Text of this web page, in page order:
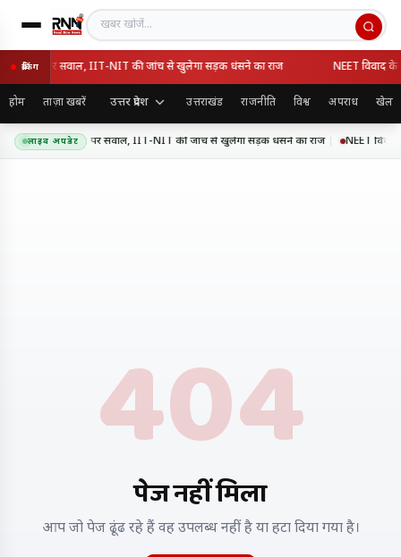
खबर खोजें
ब्रेकिंग
गुणवत्ता पर सवाल, IIT-NIT की जांच से खुलेगा सड़क धंसने का राज NEET विवाद के
होम ताज़ा खबरें उत्तर प्रदेश उत्तराखंड राजनीति विश्व अपराध खेल
लाइव अपडेट
की गुणवत्ता पर सवाल, IIT-NIT की जांच से खुलेगा सड़क धंसने का राज NEET विवाद
404
पेज नहीं मिला
आप जो पेज ढूंढ रहे हैं वह उपलब्ध नहीं है या हटा दिया गया है।